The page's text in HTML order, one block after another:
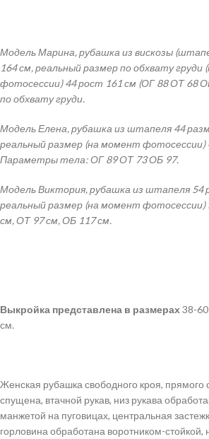
Модель Марина, рубашка из вискозы
164 см, реальный размер по обхвату
фотосессии) 44 рост 161 см (ОГ 88 ОТ 68
по обхвату груди.
Модель Елена, рубашка из штапеля 44
реальный размер (на момент фотосессии)
Параметры тела: ОГ 89 ОТ 73 ОБ 97.
Модель Виктория, рубашка из штапеля 54
реальный размер (на момент фотосессии)
см, ОТ 97 см, ОБ 117 см.
Выкройка представлена в размерах38-
см.
Женская рубашка свободного кроя, прямого
спущена, втачной рукав, низ рукава
манжетой на пуговицах, центральная
горловина обработана воротником-стойкой,